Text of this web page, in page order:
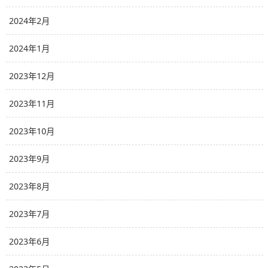
2024年2月
2024年1月
2023年12月
2023年11月
2023年10月
2023年9月
2023年8月
2023年7月
2023年6月